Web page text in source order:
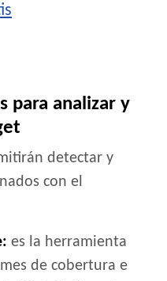
para analizar y
detectar y
con el
es la herramienta
de cobertura e